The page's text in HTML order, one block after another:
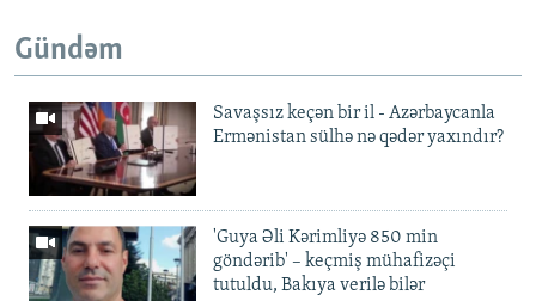
Gündəm
Savaşsız keçən bir il - Azərbaycanla
Ermənistan sülhə nə qədər yaxındır?
'Guya Əli Kərimliyə 850 min
göndərib' – keçmiş mühafizəçi
tutuldu, Bakıya verilə bilər